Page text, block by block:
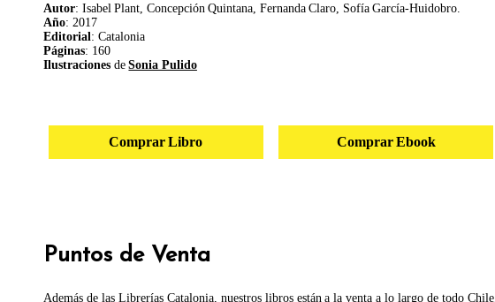
Autor: Isabel Plant, Concepción Quintana, Fernanda Claro, Sofía García-Huidobro.
Año: 2017
Editorial : Catalonia
Páginas: 160
Ilustraciones deSonia Pulido
Comprar Libro Comprar Ebook
Puntos de Venta
Además de las Librerías Catalonia, nuestros libros están a la venta a lo largo de todo Chile,